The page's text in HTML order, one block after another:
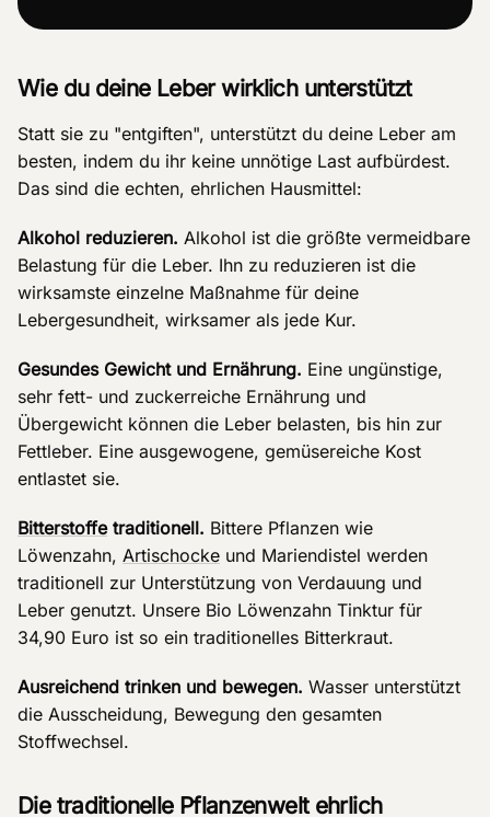
Wie du deine Leber wirklich unterstützt
Statt sie zu "entgiften", unterstützt du deine Leber am
besten, indem du ihr keine unnötige Last aufbürdest.
Das sind die echten, ehrlichen Hausmittel:
Alkohol reduzieren. Alkohol ist die größte vermeidbare
Belastung für die Leber. Ihn zu reduzieren ist die
wirksamste einzelne Maßnahme für deine
Lebergesundheit, wirksamer als jede Kur.
Gesundes Gewicht und Ernährung. Eine ungünstige,
sehr fett- und zuckerreiche Ernährung und
Übergewicht können die Leber belasten, bis hin zur
Fettleber. Eine ausgewogene, gemüsereiche Kost
entlastet sie.
Bitterstoffetraditionell. Bittere Pflanzen wie
Löwenzahn, Artischocke und Mariendistel werden
traditionell zur Unterstützung von Verdauung und
Leber genutzt. Unsere Bio Löwenzahn Tinktur für
34,90 Euro ist so ein traditionelles Bitterkraut.
Ausreichend trinken und bewegen. Wasser unterstützt
die Ausscheidung, Bewegung den gesamten
Stoffwechsel.
Die traditionelle Pflanzenwelt ehrlich